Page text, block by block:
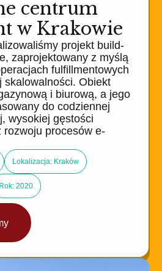
centrum
w Krakowie
projekt build-
zaprojektowany z myślą
fulfillmentowych
skalowalności. Obiekt
i biurową, a jego
do codziennej
wysokiej gęstości
rozwoju procesów e-
Lokalizacja: Kraków
Rok: 2020